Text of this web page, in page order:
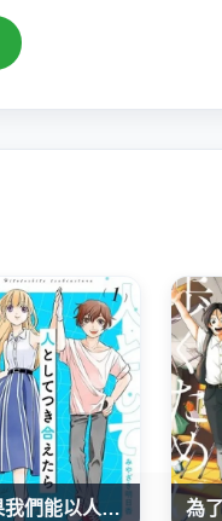
如果我們能以人的身份相處